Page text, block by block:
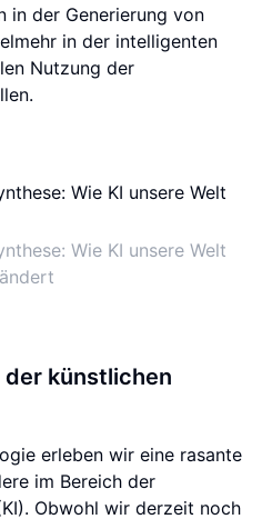
in der Generierung von
in der intelligenten
Nutzung der
Wie KI unsere Welt
künstlichen
erleben wir eine rasante
im Bereich der
Obwohl wir derzeit noch